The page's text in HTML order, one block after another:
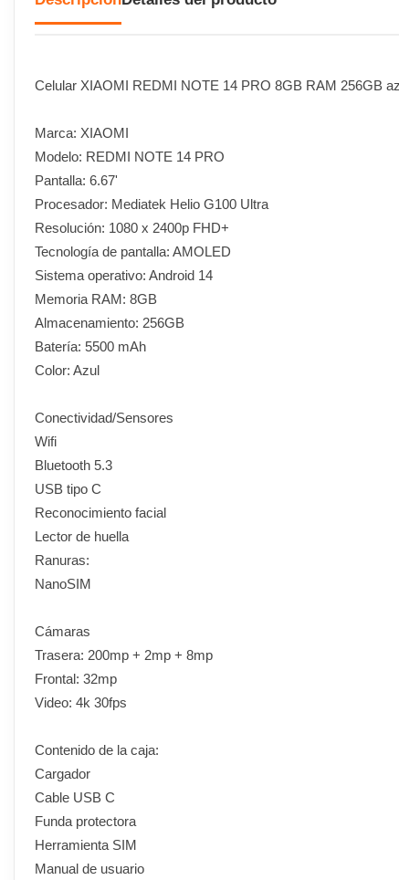
Celular XIAOMI REDMI NOTE 14 PRO 8GB RAM 256GB
Marca: XIAOMI
Modelo: REDMI NOTE 14 PRO
Pantalla: 6.67'
Procesador: Mediatek Helio G100 Ultra
Resolución: 1080 x 2400p FHD+
Tecnología de pantalla: AMOLED
Sistema operativo: Android 14
Memoria RAM: 8GB
Almacenamiento: 256GB
Batería: 5500 mAh
Color: Azul
Conectividad/Sensores
Wifi
Bluetooth 5.3
USB tipo C
Reconocimiento facial
Lector de huella
Ranuras:
NanoSIM
Cámaras
Trasera: 200mp + 2mp + 8mp
Frontal: 32mp
Video: 4k 30fps
Contenido de la caja:
Cargador
Cable USB C
Funda protectora
Herramienta SIM
Manual de usuario